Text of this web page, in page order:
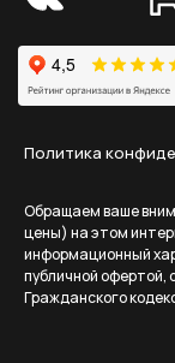
Политика
Обращаем ваше
цены) на этом
информационный
публичной
Гражданского